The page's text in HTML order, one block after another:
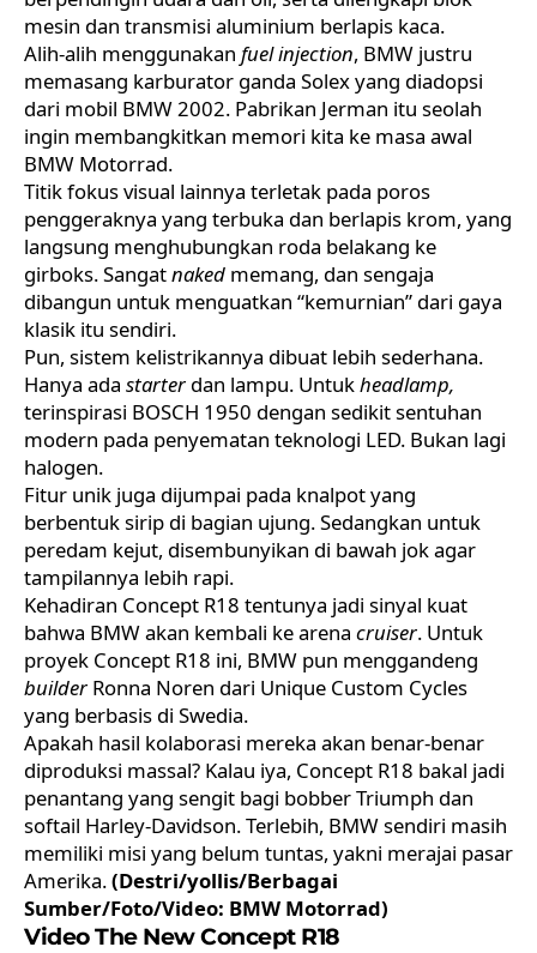
mesin dan transmisi aluminium berlapis kaca.
Alih-alih menggunakan fuel injection, BMW justru
memasang karburator ganda Solex yang diadopsi
dari mobil BMW 2002. Pabrikan Jerman itu seolah
ingin membangkitkan memori kita ke masa awal
BMW Motorrad.
Titik fokus visual lainnya terletak pada poros
penggeraknya yang terbuka dan berlapis krom, yang
langsung menghubungkan roda belakang ke
girboks. Sangatnaked memang, dan sengaja
dibangun untuk menguatkan “kemurnian” dari gaya
klasik itu sendiri.
Pun, sistem kelistrikannya dibuat lebih sederhana.
Hanya ada starter dan lampu. Untukheadlamp,
terinspirasi BOSCH 1950 dengan sedikit sentuhan
modern pada penyematan teknologi LED. Bukan lagi
halogen.
Fitur unik juga dijumpai pada knalpot yang
berbentuk sirip di bagian ujung. Sedangkan untuk
peredam kejut, disembunyikan di bawah jok agar
tampilannya lebih rapi.
Kehadiran Concept R18 tentunya jadi sinyal kuat
bahwa BMW akan kembali ke arena cruiser. Untuk
proyek Concept R18 ini, BMW pun menggandeng
builder Ronna Noren dari Unique Custom Cycles
yang berbasis di Swedia.
Apakah hasil kolaborasi mereka akan benar-benar
diproduksi massal? Kalau iya, Concept R18 bakal jadi
penantang yang sengit bagi bobber Triumph dan
softail Harley-Davidson. Terlebih, BMW sendiri masih
memiliki misi yang belum tuntas, yakni merajai pasar
Amerika.(Destri/yollis/Berbagai
Sumber/Foto/Video: BMW Motorrad)
Video The New Concept R18